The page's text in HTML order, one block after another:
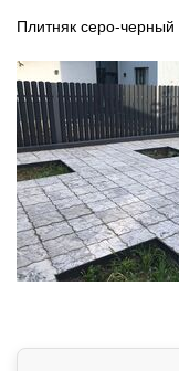
Плитняк серо-черный